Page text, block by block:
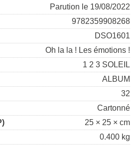
Parution le 19/08/2022
9782359908268
DSO1601
Oh la la ! Les émotions !
1 2 3 SOLEIL
ALBUM
32
Cartonné
25 × 25 × cm
0.400 kg